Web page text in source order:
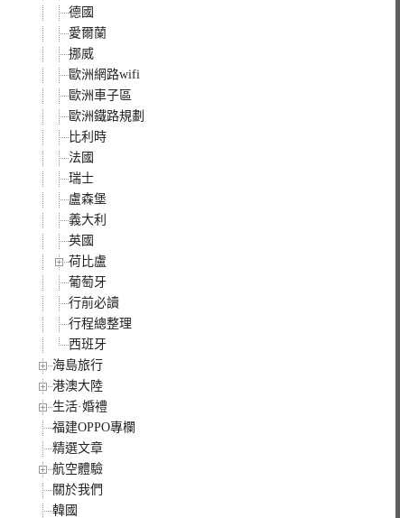
德國
愛爾蘭
挪威
歐洲網路wifi
歐洲車子區
歐洲鐵路規劃
比利時
法國
瑞士
盧森堡
義大利
英國
荷比盧
葡萄牙
行前必讀
行程總整理
西班牙
海島旅行
港澳大陸
生活·婚禮
福建OPPO專欄
精選文章
航空體驗
關於我們
韓國